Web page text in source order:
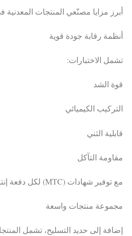
أبرز مزايا مصنّعي المنتجات المعدنية
أنظمة رقابة جودة قوية
تشمل الاختبارات:
قوة الشد
التركيب الكيميائي
قابلية الثني
مقاومة التآكل
مع توفير شهادات (MTC) لكل دفعة إنتاج.
مجموعة منتجات واسعة
إضافة إلى حديد التسليح، تشمل